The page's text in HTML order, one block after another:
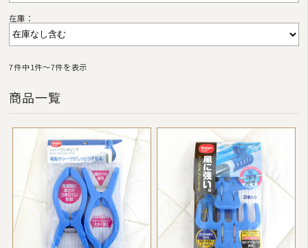
在庫：
7件中1件〜7件を表示
商品一覧